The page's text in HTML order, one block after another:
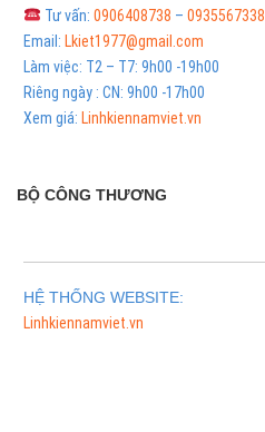
Tư vấn: 0906408738 – 0935567338
Email: Lkiet1977@gmail.com
Làm việc: T2 – T7: 9h00 -19h00
Riêng ngày : CN: 9h00 -17h00
Xem giá: Linhkiennamviet.vn
BỘ CÔNG THƯƠNG
HỆ THỐNG WEBSITE:
Linhkiennamviet.vn